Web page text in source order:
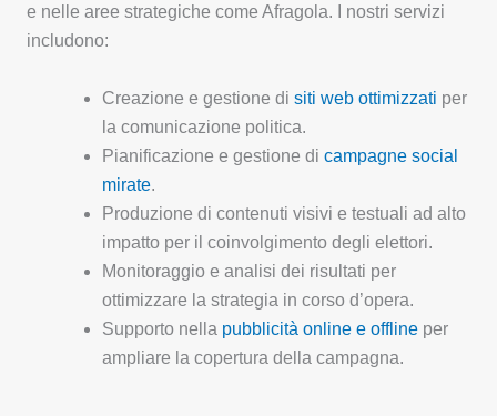
e nelle aree strategiche come Afragola. I nostri servizi
includono:
Creazione e gestione di siti web ottimizzati per
la comunicazione politica.
Pianificazione e gestione di campagne social
mirate.
Produzione di contenuti visivi e testuali ad alto
impatto per il coinvolgimento degli elettori.
Monitoraggio e analisi dei risultati per
ottimizzare la strategia in corso d’opera.
Supporto nella pubblicità online e offline per
ampliare la copertura della campagna.